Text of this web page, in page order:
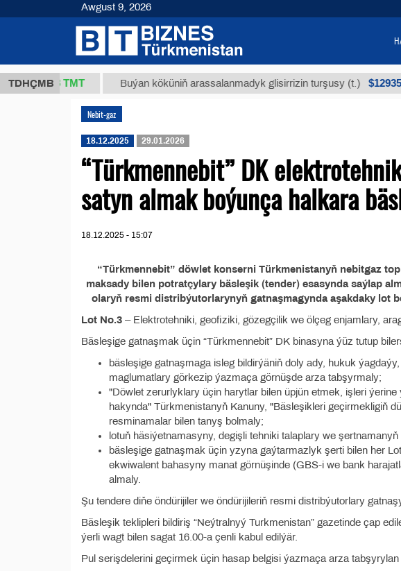
TDHÇMB
37,8 ТМТ Buýan köküniň arassalanmadyk glisirrizin turşusy (t.) $12935,18
Nebit-gaz
18.12.2025 29.01.2026
“Türkmennebit” DK
satyn almak boýunça halkara
18.12.2025 - 15:07
“Türkmennebit” döwlet konserni Türkmenistanyň nebitgaz
maksady bilen potratçylary bäsleşik (tender) esasynda saýlap
olaryň resmi distribýutorlarynyň gatnaşmagynda aşakdaky lot
Lot No.3 – Elektrоtehniki, geofiziki, gözegçilik we ölçeg enjamlary,
Bäsleşige gatnaşmak üçin “Türkmennebit” DK binasyna ýüz tutup
bäsleşige gatnaşmaga isleg bildirýäniň doly ady, hukuk
maglumatlary görkezip ýazmaça görnüşde arza tabşyrmaly;
"Döwlet zerurlyklary üçin harytlar bilen üpjün etmek, işleri
hakynda" Türkmenistanyň Kanuny, "Bäsleşikleri geçirmekligiň
resminamalar bilen tanyş bolmaly;
lotuň häsiýetnamasyny, degişli tehniki talaplary we
bäsleşige gatnaşmak üçin yzyna gaýtarmazlyk şerti bilen her
ekwiwalent bahasyny manat görnüşinde (GBS-i we bank
almaly.
Şu tendere diňe öndürijiler we öndürijileriň resmi distribýutorlary
Bäsleşik teklipleri bildiriş “Neýtralnyý Turkmenistan” gazetinde çap
ýerli wagt bilen sagat 16.00-a çenli kabul edilýär.
Pul serişdelerini geçirmek üçin hasap belgisi ýazmaça arza tabşyrylan
Awgust 9, 2026